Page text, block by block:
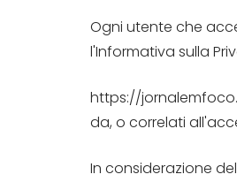
Ogni utente che
l'Informativa sulla
https://
da, o correlati
In considerazione